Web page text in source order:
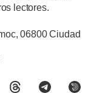
lectores.
06800 Ciudad